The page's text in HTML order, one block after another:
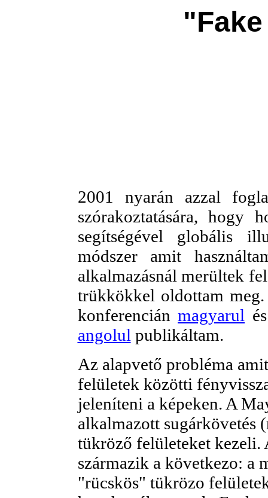
2001 nyarán azzal
szórakoztatására, hogy
segítségével globális
módszer amit
alkalmazásnál merültek
trükkökkel oldottam
konferencián magyarul
angolul publikáltam.
Az alapvető probléma
felületek közötti
jeleníteni a képeken. A
alkalmazott sugárkövetés
tükröző felületeket kezeli.
származik a következo: a
"rücskös" tükrözo